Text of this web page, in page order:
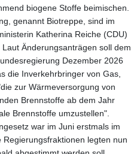
biogene Stoffe beimischen.
genannt Biotreppe, sind im
Katherina Reiche (CDU)
Änderungsanträgen soll dem
Dezember 2026
die Inverkehrbringer von Gas,
zur Wärmeversorgung von
Brennstoffe ab dem Jahr
Brennstoffe umzustellen".
war im Juni erstmals im
legten nun